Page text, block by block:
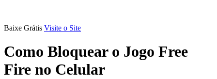
Baixe Grátis Visite o Site
Como Bloquear o Jogo Free
Fire no Celular